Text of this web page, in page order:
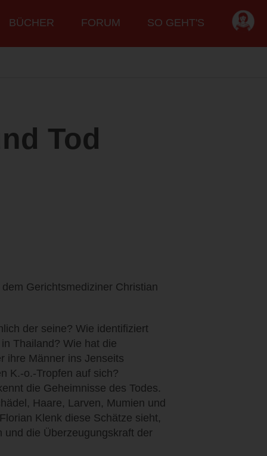
BÜCHER FORUM SO GEHT'S
Tod
Gerichtsmediziner Christian
der seine? Wie identifiziert
Thailand? Wie hat die
ihre Männer ins Jenseits
K.-o.-Tropfen auf sich?
die Geheimnisse des Todes.
Haare, Larven, Mumien und
Klenk diese Schätze sieht,
die Überzeugungskraft der